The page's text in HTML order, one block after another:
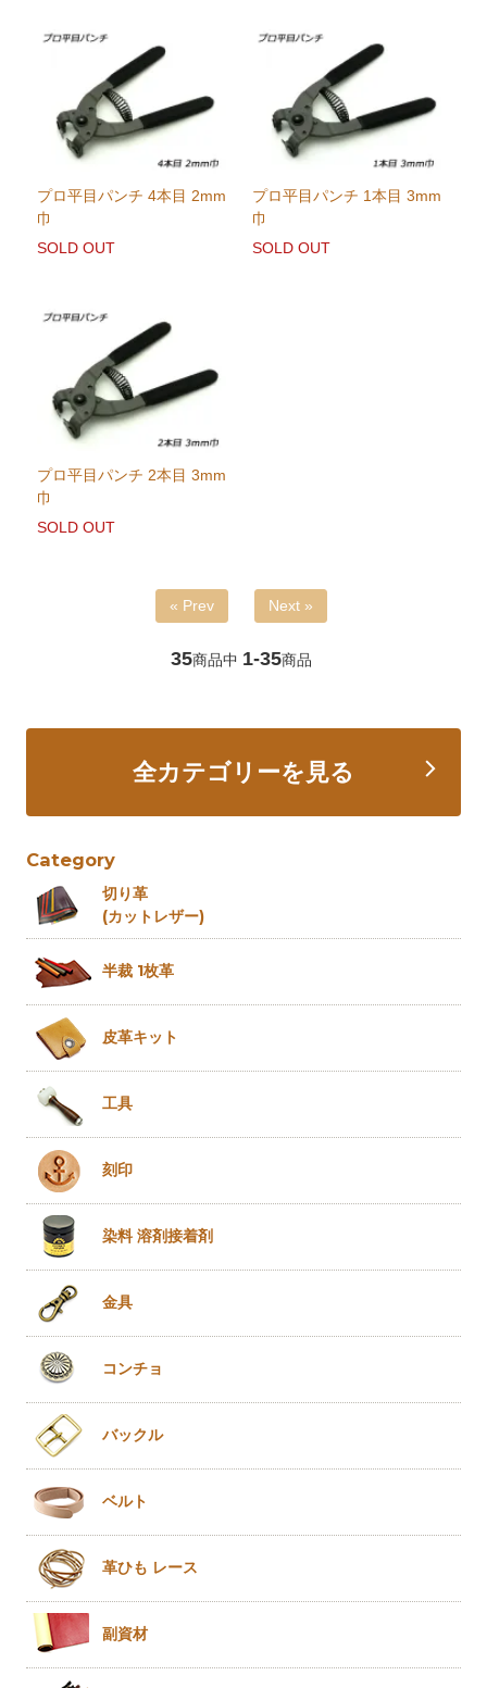
プロ平目パンチ 4本目 2mm
巾
SOLD OUT
プロ平目パンチ 1本目 3mm
巾
SOLD OUT
プロ平目パンチ 2本目 3mm
巾
SOLD OUT
« Prev Next »
35商品中 1-35商品
全カテゴリーを見る
Category
切り革
(カットレザー)
半裁 1枚革
皮革キット
工具
刻印
染料 溶剤接着剤
金具
コンチョ
バックル
ベルト
革ひも レース
副資材